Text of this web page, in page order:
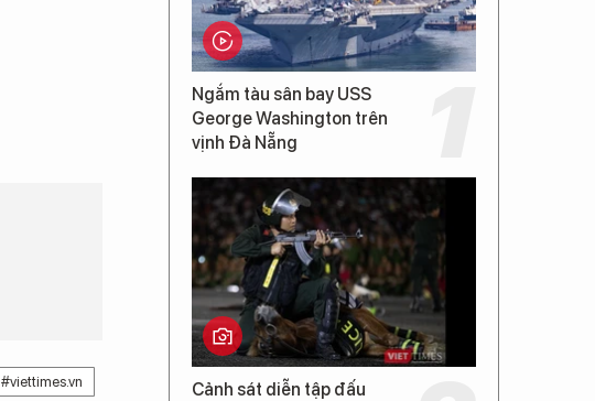
#viettimes.vn
Ngắm tàu sân bay USS
George Washington trên
vịnh Đà Nẵng
Cảnh sát diễn tập đấu